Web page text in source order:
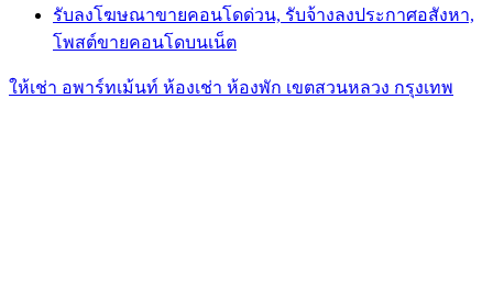
รับลงโฆษณาขายคอนโดด่วน, รับจ้างลงประกาศอสังหา,
โพสต์ขายคอนโดบนเน็ต
ให้เช่า อพาร์ทเม้นท์ ห้องเช่า ห้องพัก เขตสวนหลวง กรุงเทพ